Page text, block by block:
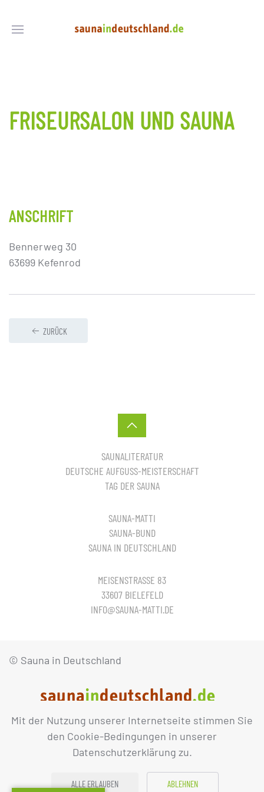
Mit der Nutzung unserer Internetseite stimmen Sie
den Cookie-Bedingungen in unserer
Datenschutzerklärung zu.
ALLE ERLAUBEN ABLEHNEN
FRISEURSALON UND SAUNA
ANSCHRIFT
Bennerweg 30
63699 Kefenrod
ZURÜCK
SAUNALITERATUR
DEUTSCHE AUFGUSS-MEISTERSCHAFT
TAG DER SAUNA
SAUNA-MATTI
SAUNA-BUND
SAUNA IN DEUTSCHLAND
MEISENSTRASSE 83
33607 BIELEFELD
INFO@SAUNA-MATTI.DE
© Sauna in Deutschland
IMPRESSUM DATENSCHUTZ